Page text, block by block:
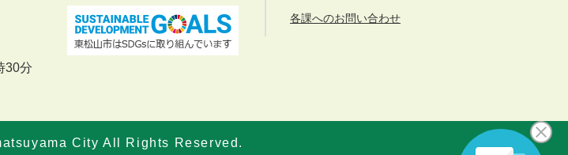
30分
各課へのお問い合わせ
City All Rights Reserved.